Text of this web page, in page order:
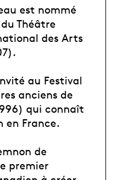
est nommé
Théâtre
des Arts
au Festival
anciens de
qui connaît
en France.
de
premier